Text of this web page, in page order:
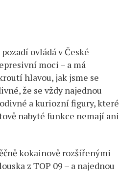
ovládá v České
moci – a má
hlavou, jak jsme se
že se vždy najednou
a kuriozní figury, které
nabyté funkce nemají ani
kokainově rozšířenými
z TOP 09 – a najednou